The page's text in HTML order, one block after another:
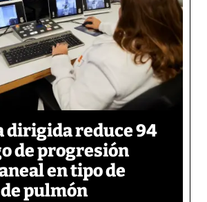
dirigida reduce 94
de progresión
en tipo de
pulmón